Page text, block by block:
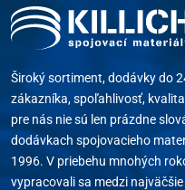
Široký sortiment, dodávky do
zákazníka, spoľahlivosť,
pre nás nie sú len prázdne
dodávkach spojovacieho
1996. V priebehu mnohých
vypracovali sa medzi